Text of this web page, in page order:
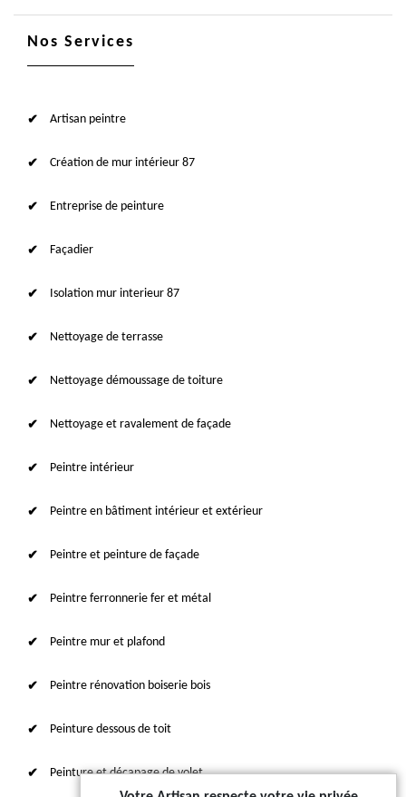
Nos Services
Artisan peintre
Création de mur intérieur 87
Entreprise de peinture
Façadier
Isolation mur interieur 87
Nettoyage de terrasse
Nettoyage démoussage de toiture
Nettoyage et ravalement de façade
Peintre intérieur
Peintre en bâtiment intérieur et extérieur
Peintre et peinture de façade
Peintre ferronnerie fer et métal
Peintre mur et plafond
Peintre rénovation boiserie bois
Peinture dessous de toit
Peinture et décapage de volet